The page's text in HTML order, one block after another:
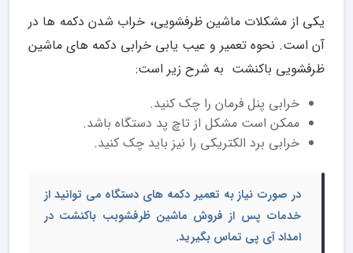
یکی از مشکلات ماشین ظرفشویی، خراب شدن دکمه ها در
آن است. نحوه تعمیر و عیب یابی خرابی دکمه های ماشین
ظرفشویی باکنشت به شرح زیر است:
خرابی پنل فرمان را چک کنید.
ممکن است مشکل از تاچ پد دستگاه باشد.
خرابی برد الکتریکی را نیز باید چک کنید.
در صورت نیاز به تعمیر دکمه های دستگاه می توانید از
خدمات پس از فروش ماشین ظرفشوبب باکنشت در
امداد آی پی تماس بگیرید.